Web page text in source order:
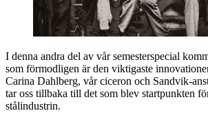
I denna andra del av vår semesterspecial
som förmodligen är den viktigaste
Carina Dahlberg, vår ciceron och Sandvik-
tar oss tillbaka till det som blev startpunkten
stålindustrin.